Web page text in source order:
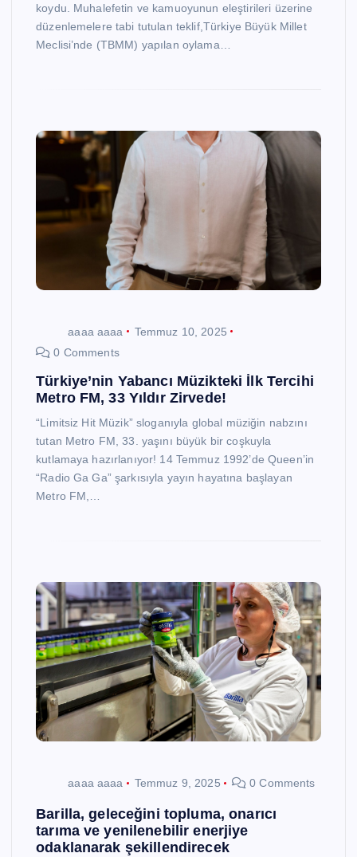
koydu. Muhalefetin ve kamuoyunun eleştirileri üzerine
düzenlemelere tabi tutulan teklif,Türkiye Büyük Millet
Meclisi’nde (TBMM) yapılan oylama…
aaaa aaaa
Temmuz 10, 2025
0 Comments
Türkiye’nin Yabancı Müzikteki İlk Tercihi
Metro FM, 33 Yıldır Zirvede!
“Limitsiz Hit Müzik” sloganıyla global müziğin nabzını
tutan Metro FM, 33. yaşını büyük bir coşkuyla
kutlamaya hazırlanıyor! 14 Temmuz 1992’de Queen’in
“Radio Ga Ga” şarkısıyla yayın hayatına başlayan
Metro FM,…
aaaa aaaa Temmuz 9, 2025 0 Comments
Barilla, geleceğini topluma, onarıcı
tarıma ve yenilenebilir enerjiye
odaklanarak şekillendirecek